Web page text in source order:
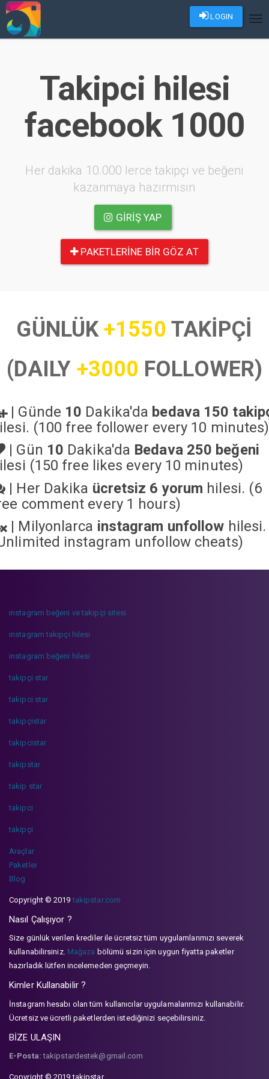
LOGIN
Takipci hilesi
facebook 1000
Her dakika 10.000 lerce takipçi ve beğeni
kazanmaya hazırmısın
GIRIŞ YAP
PAKETLERINE BIR GÖZ AT
GÜNLÜK+1550 TAKİPÇİ
(DAILY +3000 FOLLOWER)
| Günde 10 Dakika'da bedava 150
(100 free follower every 10 minutes)
| Gün 10 Dakika'da Bedava 250 beğeni
(150 free likes every 10 minutes)
| Her Dakika ücretsiz 6 yorum hilesi. (6
comment every 1 hours)
| Milyonlarca instagram unfollow hilesi.
instagram unfollow cheats)
instagram beğeni ve takipçi sitesi
instagram takipçi hilesi
instagram beğeni hilesi
takipçi star
takipci star
takipçistar
takipcistar
takipstar
takip star
takipci
takipçi
Araçlar
Paketler
Blog
Copyright © 2019takipstar.com
Nasıl Çalışıyor ?
Size günlük verilen krediler ile ücretsiz tüm uygulamlarımızı severek
kullanabilirsiniz. Mağaza bölümü sizin için uygun fiyatta paketler
hazırladık lütfen incelemeden geçmeyin.
Kimler Kullanabilir ?
İnstagram hesabı olan tüm kullanıcılar uygulamalarımızı kullanabilir.
Ücretsiz ve ücretli paketlerden istediğinizi seçebilirsiniz.
BİZE ULAŞIN
E-Posta: takipstardestek@gmail.com
Copyright © 2019 takipstar.